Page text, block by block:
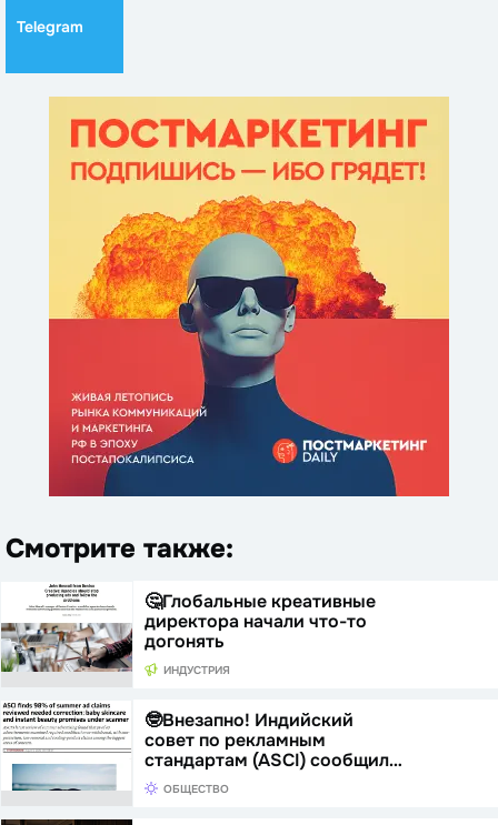
Telegram
Смотрите также:
🤔Глобальные креативные
директора начали что-то
догонять
ИНДУСТРИЯ
🤓Внезапно! Индийский
совет по рекламным
стандартам (ASCI) сообщил…
ОБЩЕСТВО